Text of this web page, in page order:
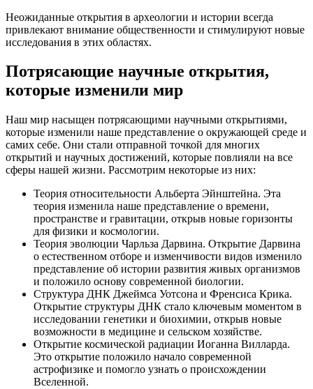
Неожиданные открытия в археологии и истории всегда
привлекают внимание общественности и стимулируют новые
исследования в этих областях.
Потрясающие научные открытия,
которые изменили мир
Наш мир насыщен потрясающими научными открытиями,
которые изменили наше представление о окружающей среде и
самих себе. Они стали отправной точкой для многих
открытий и научных достижений, которые повлияли на все
сферы нашей жизни. Рассмотрим некоторые из них:
Теория относительности Альберта Эйнштейна. Эта
теория изменила наше представление о времени,
пространстве и гравитации, открыв новые горизонты
для физики и космологии.
Теория эволюции Чарльза Дарвина. Открытие Дарвина
о естественном отборе и изменчивости видов изменило
представление об истории развития живых организмов
и положило основу современной биологии.
Структура ДНК Джеймса Уотсона и Френсиса Крика.
Открытие структуры ДНК стало ключевым моментом в
исследовании генетики и биохимии, открыв новые
возможности в медицине и сельском хозяйстве.
Открытие космической радиации Иоганна Вилларда.
Это открытие положило начало современной
астрофизике и помогло узнать о происхождении
Вселенной.